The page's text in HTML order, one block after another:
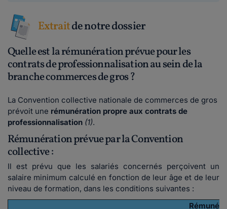
Extraitde notre dossier
Quelle est la rémunération prévue pour les
contrats de professionnalisation au sein de la
branche commerces de gros ?
La Convention collective nationale de commerces de gros
prévoit une rémunération propre aux contrats de
professionnalisation (1).
Rémunération prévue par la Convention
collective :
Il est prévu que les salariés concernés perçoivent un
salaire minimum calculé en fonction de leur âge et de leur
niveau de formation, dans les conditions suivantes :